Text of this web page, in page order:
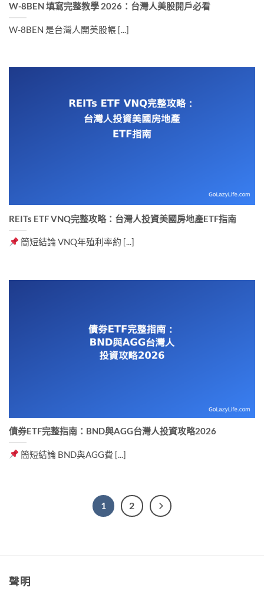
W-8BEN 填寫完整教學 2026：台灣人美股開戶必看
W-8BEN 是台灣人開美股帳 [...]
REITs ETF VNQ完整攻略：台灣人投資美國房地產ETF指南
簡短結論 VNQ年殖利率約 [...]
債券ETF完整指南：BND與AGG台灣人投資攻略2026
簡短結論 BND與AGG費 [...]
1 2
聲明